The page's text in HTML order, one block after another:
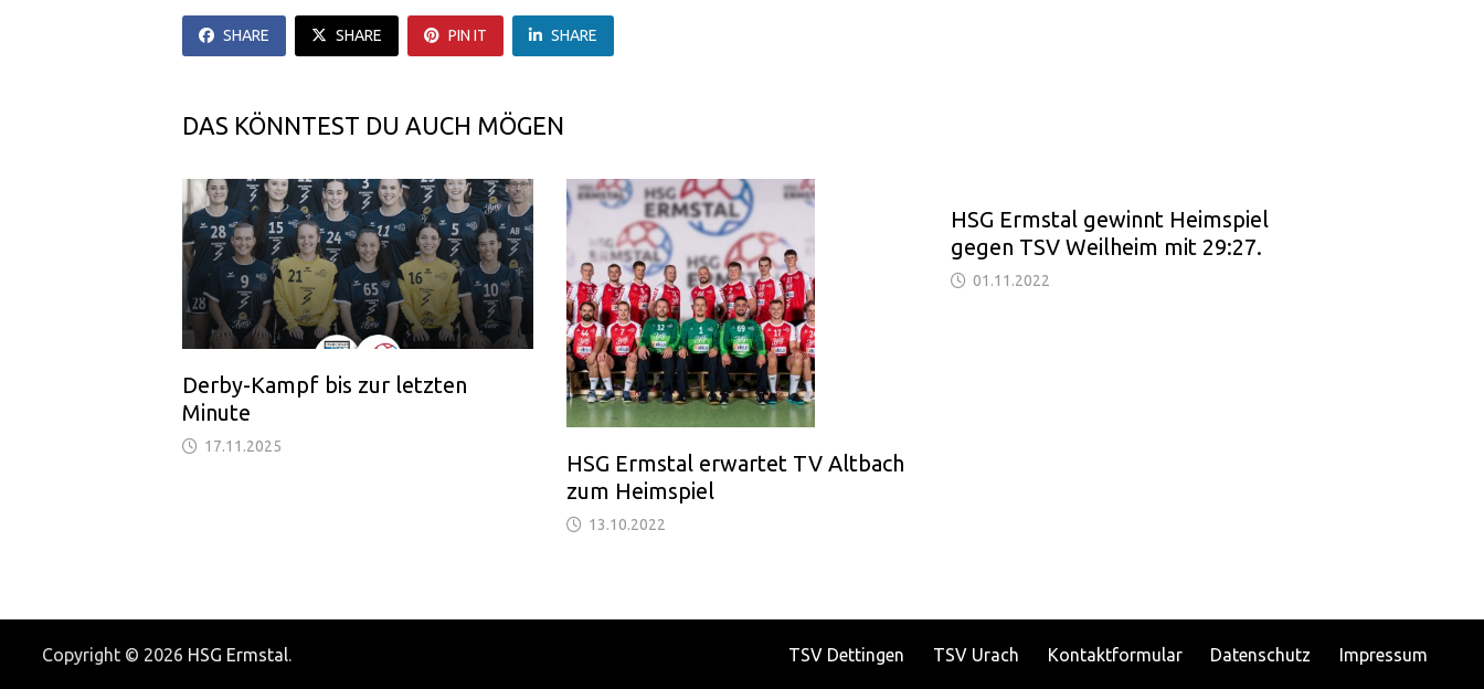
SHARE SHARE PIN IT SHARE
DAS KÖNNTEST DU AUCH MÖGEN
Derby-Kampf bis zur letzten
Minute
17.11.2025
HSG Ermstal erwartet TV Altbach
zum Heimspiel
13.10.2022
HSG Ermstal gewinnt Heimspiel
gegen TSV Weilheim mit 29:27.
01.11.2022
Copyright © 2026 HSG Ermstal. TSV Dettingen TSV Urach Kontaktformular Datenschutz Impressum